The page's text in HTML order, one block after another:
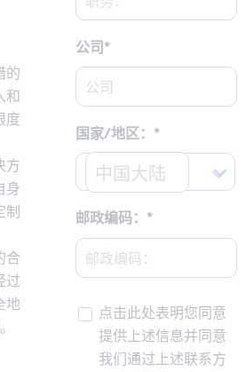
的
和
度
方
身
制
合
过
地
公司 *
国家/地区： *
中国大陆
邮政编码： *
点击此处表明您同意
提供上述信息并同意
我们通过上述联系方